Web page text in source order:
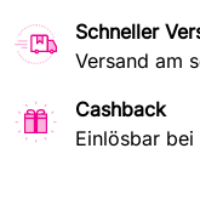
Schneller
Versand am
Cashback
Einlösbar bei